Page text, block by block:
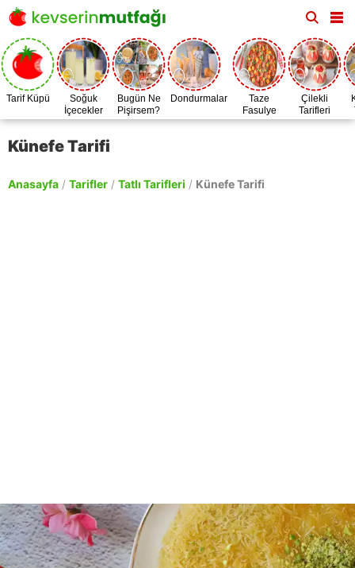
Tarif Küpü
Soğuk
İçecekler
Bugün Ne
Pişirsem?
Dondurmalar
Taze
Fasulye
Zamanı
Çilekli
Tarifleri
Künefe Tarifi
Anasayfa / Tarifler / Tatlı Tarifleri / Künefe Tarifi